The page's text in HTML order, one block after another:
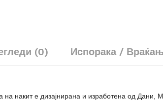
(0) Испорака /
на накит е дизајнирана и изработена од